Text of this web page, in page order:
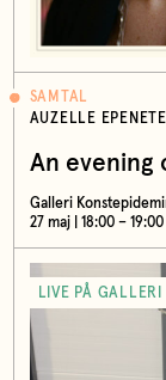
SAMTAL
AUZELLE
An evening
Galleri
27 maj | 18:00 – 19:00
LIVE PÅ GALLERI